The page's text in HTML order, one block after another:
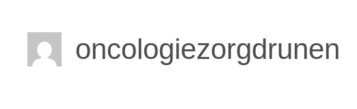
oncologiezorgdrunen